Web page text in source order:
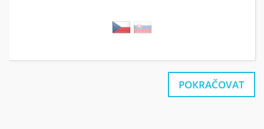
POKRAČOVAT